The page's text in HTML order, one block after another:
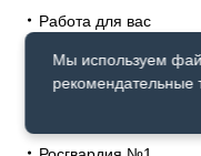
Мы используем
рекомендательные
Работа для вас
Редакционные
Редакция